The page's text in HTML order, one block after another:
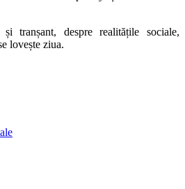
tranșant, despre realitățile sociale,
lovește ziua.